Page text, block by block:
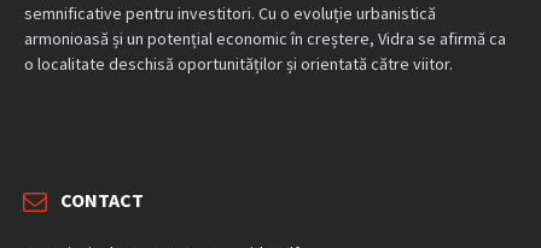
semnificative pentru investitori. Cu o evoluție urbanistică
armonioasă și un potențial economic în creștere, Vidra se afirmă ca
o localitate deschisă oportunităților și orientată către viitor.
CONTACT